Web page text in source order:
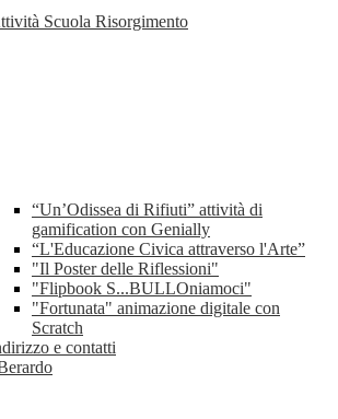
Scuola Risorgimento
“Un’Odissea di Rifiuti” attività di
gamification con Genially
“L'Educazione Civica attraverso l'Arte”
"Il Poster delle Riflessioni"
"Flipbook S...BULLOniamoci"
"Fortunata" animazione digitale con
Scratch
e contatti